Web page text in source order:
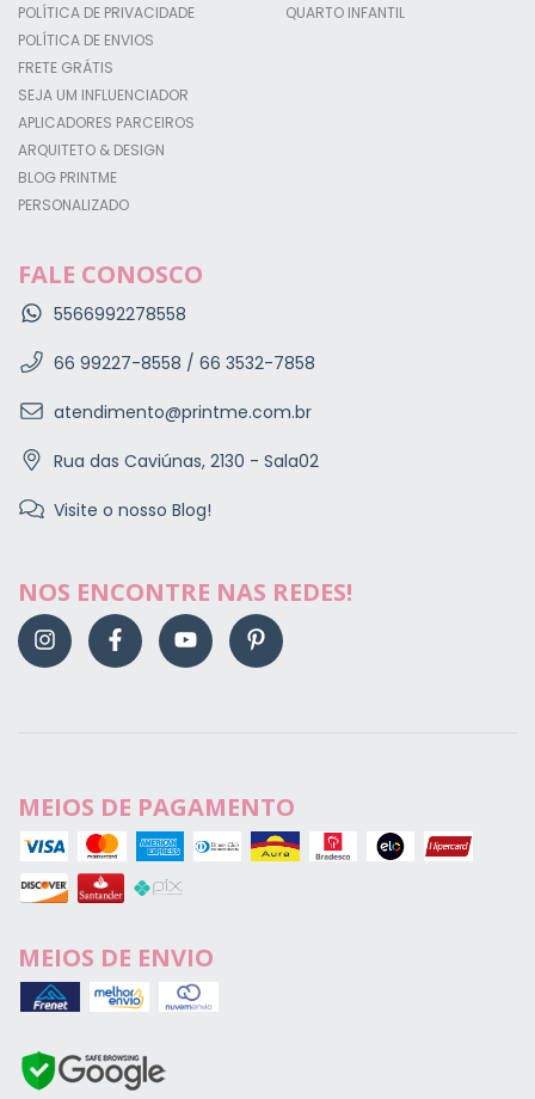
POLÍTICA DE PRIVACIDADE
POLÍTICA DE ENVIOS
FRETE GRÁTIS
SEJA UM INFLUENCIADOR
APLICADORES PARCEIROS
ARQUITETO & DESIGN
BLOG PRINTME
PERSONALIZADO
QUARTO INFANTIL
FALE CONOSCO
5566992278558
66 99227-8558 / 66 3532-7858
atendimento@printme.com.br
Rua das Caviúnas, 2130 - Sala02
Visite o nosso Blog!
NOS ENCONTRE NAS REDES!
MEIOS DE PAGAMENTO
MEIOS DE ENVIO